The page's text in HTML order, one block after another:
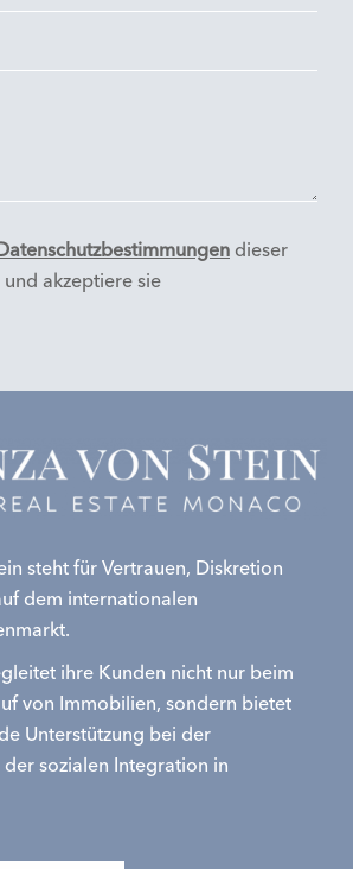
dieser
akzeptiere sie
steht für Vertrauen, Diskretion
dem internationalen
ihre Kunden nicht nur beim
von Immobilien, sondern bietet
Unterstützung bei der
sozialen Integration in